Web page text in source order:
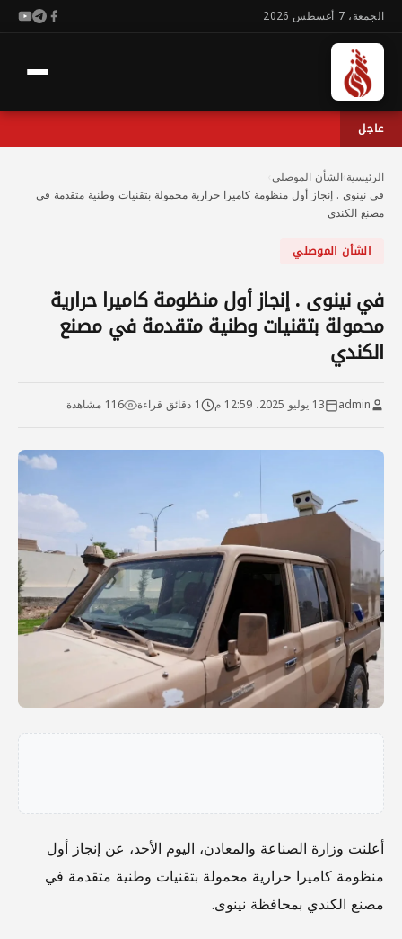
الجمعة، 7 أغسطس 2026
عاجل
الرئيسية الشأن الموصلي
في نينوى . إنجاز أول منظومة كاميرا حرارية محمولة بتقنيات وطنية متقدمة في
مصنع الكندي
الشأن الموصلي
في نينوى . إنجاز أول منظومة كاميرا حرارية
محمولة بتقنيات وطنية متقدمة في مصنع
الكندي
admin 13 يوليو 2025، 12:59 م 1 دقائق قراءة 116 مشاهدة
أعلنت وزارة الصناعة والمعادن، اليوم الأحد، عن إنجاز أول
منظومة كاميرا حرارية محمولة بتقنيات وطنية متقدمة في
مصنع الكندي بمحافظة نينوى.